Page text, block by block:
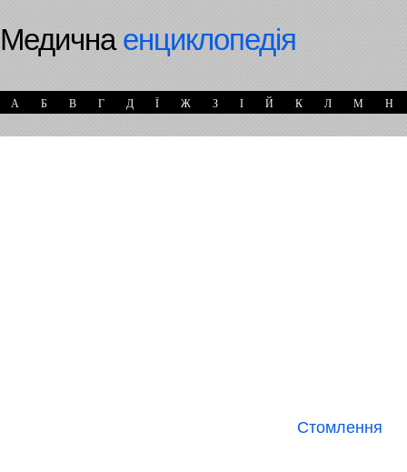
Медичнаенциклопедія
А Б В Г Д Ї Ж З І Й К Л М Н
Стомлення